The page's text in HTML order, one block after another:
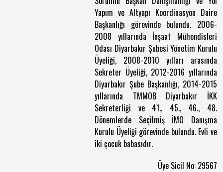
Yapım ve Altyapı Koordinasyon Daire
Başkanlığı görevinde bulundu. 2006-
2008 yıllarında İnşaat Mühendisleri
Odası Diyarbakır Şubesi Yönetim Kurulu
Üyeliği, 2008-2010 yılları arasında
Sekreter Üyeliği, 2012-2016 yıllarında
Diyarbakır Şube Başkanlığı, 2014-2015
yıllarında TMMOB Diyarbakır İKK
Sekreterliği ve 41., 45., 46., 48.
Dönemlerde Seçilmiş İMO Danışma
Kurulu Üyeliği görevinde bulundu. Evli ve
iki çocuk babasıdır.
Üye Sicil No: 29567